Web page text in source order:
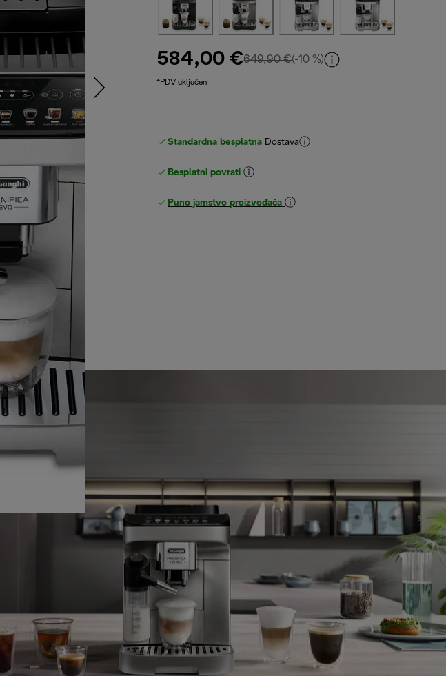
584,00 €649,90 €izvorna cijena 649,90 €
(-10 %)
*PDV uključen
Standardna besplatna Dostava
Besplatni povrati
Puno jamstvo proizvođača